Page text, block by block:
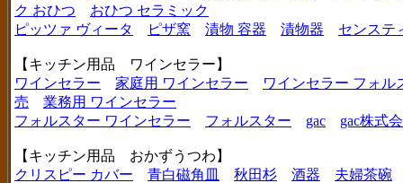
ク おひつ
おひつ セラミック
ピッツァ ヴィータ
ピザ窯 漬物 容器 漬物器 センステ
【キッチン用品 ワインセラー】
ワインセラー
家庭用 ワインセラー
ワインセラー フォル
売
業務用 ワインセラー
フォルスター ワインセラー
フォルスター gac gac株式
【キッチン用品 おかずうつわ】
クリスピー カバー
青白磁角皿 秋田杉 酒器 夫婦茶碗